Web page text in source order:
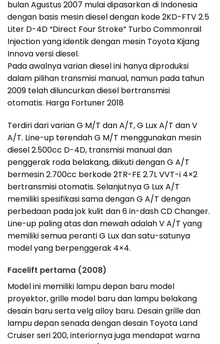
bulan Agustus 2007 mulai dipasarkan di Indonesia
dengan basis mesin diesel dengan kode 2KD-FTV 2.5
Liter D-4D “Direct Four Stroke” Turbo Commonrail
Injection yang identik dengan mesin Toyota Kijang
Innova versi diesel.
Pada awalnya varian diesel ini hanya diproduksi
dalam pilihan transmisi manual, namun pada tahun
2009 telah diluncurkan diesel bertransmisi
otomatis. Harga Fortuner 2018
Terdiri dari varian G M/T dan A/T, G Lux A/T dan V
A/T. Line-up terendah G M/T menggunakan mesin
diesel 2.500cc D-4D, transmisi manual dan
penggerak roda belakang, diikuti dengan G A/T
bermesin 2.700cc berkode 2TR-FE 2.7L VVT-i 4×2
bertransmisi otomatis. Selanjutnya G Lux A/T
memiliki spesifikasi sama dengan G A/T dengan
perbedaan pada jok kulit dan 6 in-dash CD Changer.
Line-up paling atas dan mewah adalah V A/T yang
memiliki semua peranti G Lux dan satu-satunya
model yang berpenggerak 4×4.
Facelift pertama (2008)
Model ini memiliki lampu depan baru model
proyektor, grille model baru dan lampu belakang
desain baru serta velg alloy baru. Desain grille dan
lampu depan senada dengan desain Toyota Land
Cruiser seri 200, interiornya juga mendapat warna